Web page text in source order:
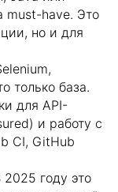
must-have. Это
но и для
только база.
для API-
и работу с
CI, GitHub
2025 году это